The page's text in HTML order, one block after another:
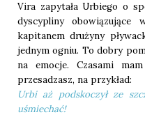
Vira zapytała Urbiego o
dyscypliny
kapitanem drużyny
jednym ogniu. To dobry
na emocje. Czasami
przesadzasz, na przykład:
Urbi aż podskoczył ze
uśmiechać!